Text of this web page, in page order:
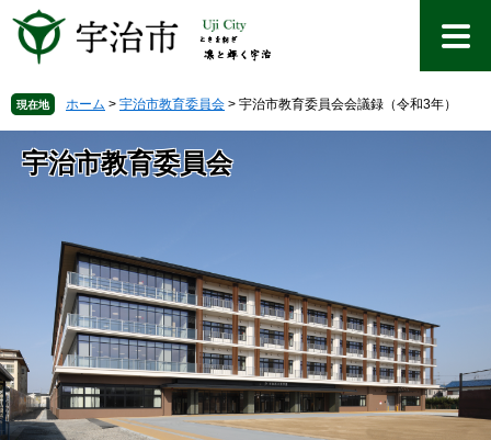
先を 現在地 ホーム > 宇治市教育委員会 > 宇治市教育委員会会議録（令和3年）
宇治市教育委員会